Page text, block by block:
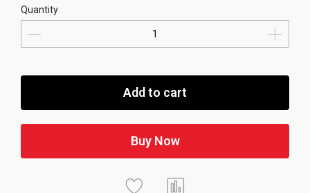
Quantity
Add to cart
Buy Now